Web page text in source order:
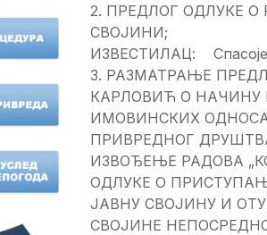
2. ПРЕДЛОГ ОДЛУКЕ
СВОЈИНИ;
ИЗВЕСТИЛАЦ: Спасоје
3. РАЗМАТРАЊЕ
КАРЛОВИЋ О
ИМОВИНСКИХ
ПРИВРЕДНОГ
ИЗВОЂЕЊЕ РАДОВА
ОДЛУКЕ О
ЈАВНУ СВОЈИНУ И
СВОЈИНЕ